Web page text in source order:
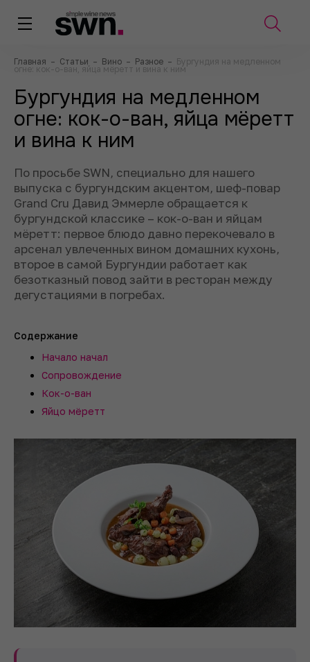
Главная – Статьи – Вино – Разное – Бургундия на медленном
огне: кок-о-ван, яйца мёретт и вина к ним
Бургундия на медленном
огне: кок-о-ван, яйца мёретт
и вина к ним
По просьбе SWN, специально для нашего
выпуска с бургундским акцентом, шеф-повар
Grand Cru Давид Эммерле обращается к
бургундской классике – кок-о-ван и яйцам
мёретт: первое блюдо давно перекочевало в
арсенал увлеченных вином домашних кухонь,
второе в самой Бургундии работает как
безотказный повод зайти в ресторан между
дегустациями в погребах.
Содержание
Начало начал
Сопровождение
Кок-о-ван
Яйцо мёретт